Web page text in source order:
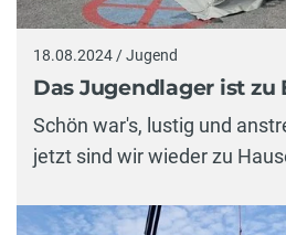
18.08.2024 / Jugend
Das Jugendlager ist zu
Schön war's, lustig und
jetzt sind wir wieder zu